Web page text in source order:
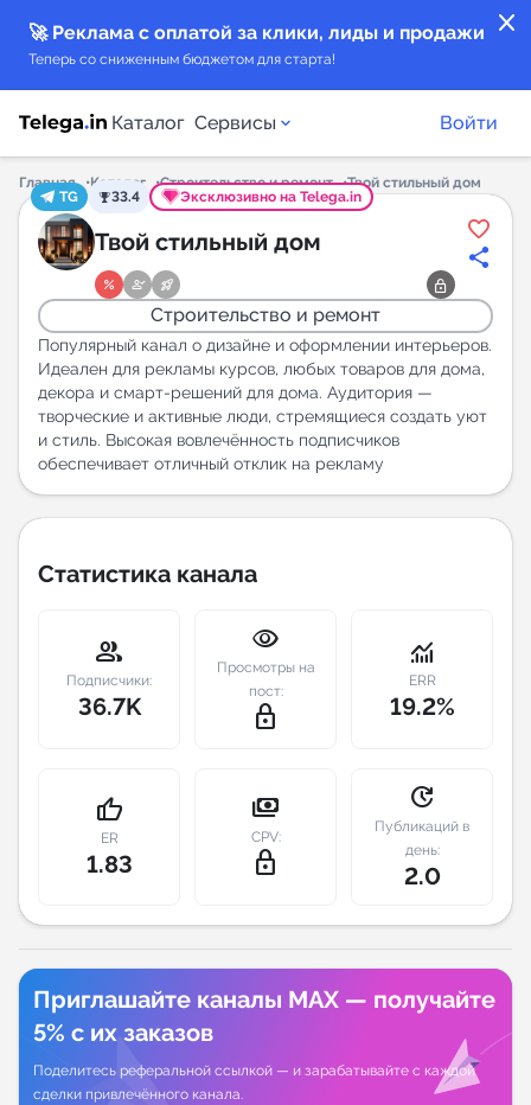
close
🚀 Реклама с оплатой за клики, лиды и продажи
Теперь со сниженным бюджетом для старта!
Каталог Сервисы
Каталог каналов
Каталог ботов
Горящие предложения
Индекс читаемости каналов в Telegram
New
Аналитика MAX каналов
New
Индивидуальное сопровождение
Аналитика Telegram
Войти
Главная Каталог Строительство и ремонт
Твой стильный дом
TG
33.4 Эксклюзивно на Telega.in
Твой стильный дом
Строительство и ремонт
Популярный канал о дизайне и оформлении интерьеров.
Идеален для рекламы курсов, любых товаров для дома,
декора и смарт-решений для дома. Аудитория —
творческие и активные люди, стремящиеся создать уют
и стиль. Высокая вовлечённость подписчиков
обеспечивает отличный отклик на рекламу
Статистика канала
group
Подписчики:
36.7K
visibility
Просмотры на
пост:
lock_outline
monitoring
ERR
19.2%
thumb_up
ER
1.83
payments
CPV:
lock_outline
update
Публикаций в
день:
2.0
Приглашайте каналы MAX — получайте
5% с их заказов
Поделитесь реферальной ссылкой — и зарабатывайте с каждой
сделки привлечённого канала.